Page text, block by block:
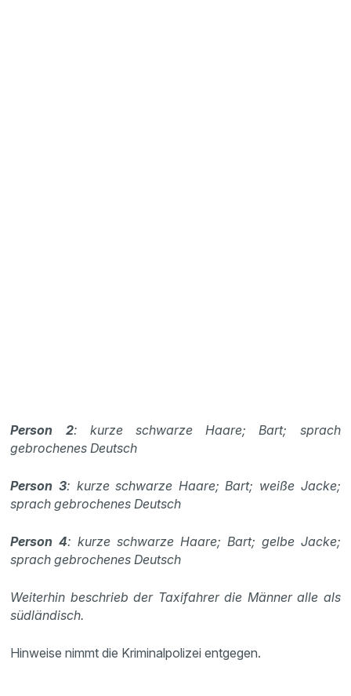
Person 2: kurze schwarze Haare; Bart; sprach
gebrochenes Deutsch
Person 3: kurze schwarze Haare; Bart; weiße Jacke;
sprach gebrochenes Deutsch
Person 4: kurze schwarze Haare; Bart; gelbe Jacke;
sprach gebrochenes Deutsch
Weiterhin beschrieb der Taxifahrer die Männer alle als
südländisch.
Hinweise nimmt die Kriminalpolizei entgegen.